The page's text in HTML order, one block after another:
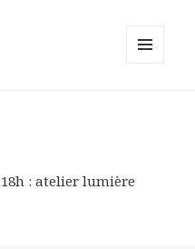
: atelier lumière